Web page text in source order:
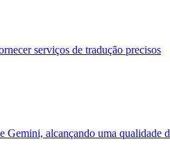
serviços de tradução precisos
Gemini, alcançando uma qualidade